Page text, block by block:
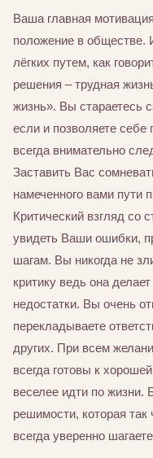
Ваша главная
положение в
лёгких путем, как
решения – трудная
жизнь». Вы стараетесь
если и позволяете
всегда внимательно
Заставить Вас
намеченного вами пути
Критический взгляд со
увидеть Ваши ошибки,
шагам. Вы никогда не
критику ведь она
недостатки. Вы очень
перекладываете
других. При всем
всегда готовы к
веселее идти по жизни.
решимости, которая
всегда уверенно